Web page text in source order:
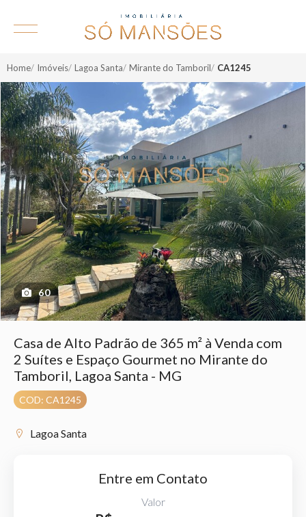
Home Imóveis Lagoa Santa Mirante do Tamboril CA1245
60
Casa de Alto Padrão de 365 m² à Venda com
2 Suítes e Espaço Gourmet no Mirante do
Tamboril, Lagoa Santa - MG
COD: CA1245
Lagoa Santa
Entre em Contato
Valor